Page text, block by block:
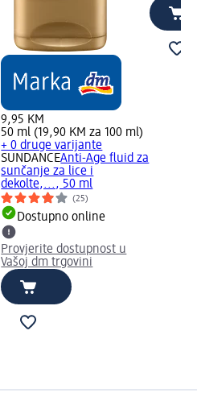
9,95 KM
50 ml (19,90 KM za 100 ml)
+ 0 druge varijante
SUNDANCEAnti-Age fluid za
sunčanje za lice i
dekolte,..., 50 ml
(25)
Dostupno online
Provjerite dostupnost u
Vašoj dm trgovini